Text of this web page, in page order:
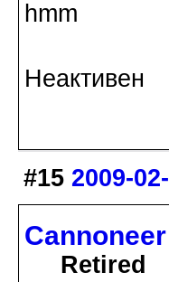
Неактивен
#15 2009-
Cannoneer
Retired